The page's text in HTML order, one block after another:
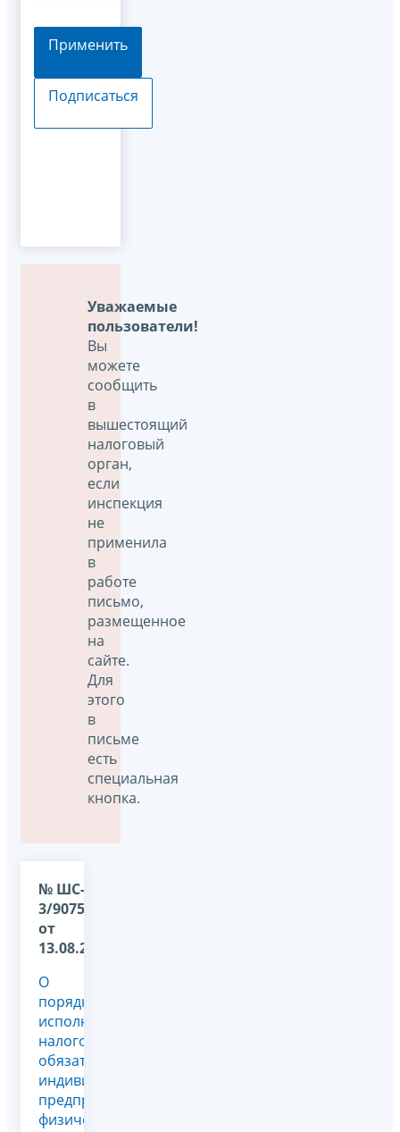
Применить
Подписаться
Уважаемые
пользователи!
Вы
можете
сообщить
в
вышестоящий
налоговый
орган,
если
инспекция
не
применила
в
работе
письмо,
размещенное
на
сайте.
Для
этого
в
письме
есть
специальная
кнопка.
№ ШС-37-
3/9075@
от
13.08.2010
О
порядке
исполнения
налоговых
обязательств
индивидуального
предпринимателя
физическим